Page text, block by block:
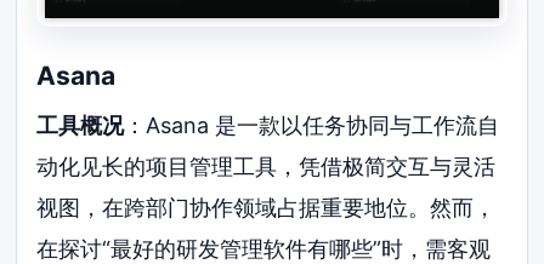
Asana
工具概况：Asana 是一款以任务协同与工作流自
动化见长的项目管理工具，凭借极简交互与灵活
视图，在跨部门协作领域占据重要地位。然而，
在探讨“最好的研发管理软件有哪些”时，需客观